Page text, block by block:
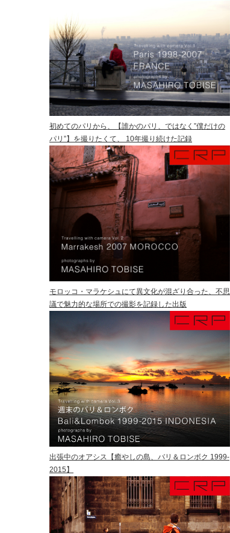
初めてのパリから、【誰かのパリ、ではなく”僕だけの
パリ”】を撮りたくて、 10年撮り続けた記録
モロッコ・マラケシュにて異文化が混ざり合った、不思
議で魅力的な場所での撮影を記録した出版
出張中のオアシス【癒やしの島、バリ＆ロンボク 1999-
2015】